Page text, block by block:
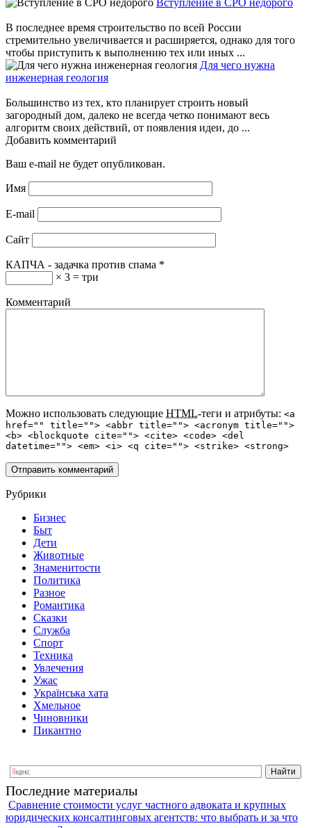
В последнее время строительство по всей России
стремительно увеличивается и расширяется, однако для того
чтобы приступить к выполнению тех или иных ...
Для чего нужна
инженерная геология
Большинство из тех, кто планирует строить новый
загородный дом, далеко не всегда четко понимают весь
алгоритм своих действий, от появления идеи, до ...
Добавить комментарий
Ваш e-mail не будет опубликован.
Имя
E-mail
Сайт
КАПЧА - задачка против спама *
× 3 = три
Комментарий
Можно использовать следующие HTML-теги и атрибуты: <a
href="" title=""> <abbr title=""> <acronym title="">
<b> <blockquote cite=""> <cite> <code> <del
datetime=""> <em> <i> <q cite=""> <strike> <strong>
Рубрики
Бизнес
Быт
Дети
Животные
Знаменитости
Политика
Разное
Романтика
Сказки
Служба
Спорт
Техника
Увлечения
Ужас
Українська хата
Хмельное
Чиновники
Пикантно
Последние материалы
Сравнение стоимости услуг частного адвоката и крупных
юридических консалтинговых агентств: что выбрать и за что